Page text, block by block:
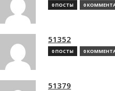
0 ПОСТЫ 0
51352
0 ПОСТЫ 0
51379